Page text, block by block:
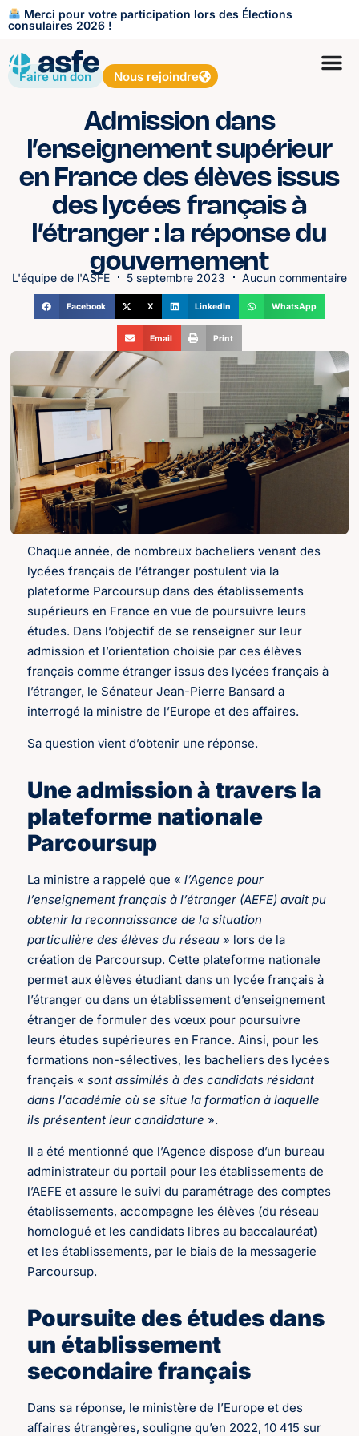
Merci pour votre participation lors des Élections
consulaires 2026 !
Faire un don Nous rejoindre
Admission dans
l’enseignement supérieur
en France des élèves issus
des lycées français à
l’étranger : la réponse du
gouvernement
L'équipe de l'ASFE 5 septembre 2023 Aucun commentaire
Facebook X LinkedIn WhatsApp
Email Print
Chaque année, de nombreux bacheliers venant des
lycées français de l’étranger postulent via la
plateforme Parcoursup dans des établissements
supérieurs en France en vue de poursuivre leurs
études. Dans l’objectif de se renseigner sur leur
admission et l’orientation choisie par ces élèves
français comme étranger issus des lycées français à
l’étranger, le Sénateur Jean-Pierre Bansard a
interrogé la ministre de l’Europe et des affaires.
Sa question vient d’obtenir une réponse.
Une admission à travers la
plateforme nationale
Parcoursup
La ministre a rappelé que «l’Agence pour
l’enseignement français à l’étranger (AEFE) avait pu
obtenir la reconnaissance de la situation
particulière des élèves du réseau » lors de la
création de Parcoursup. Cette plateforme nationale
permet aux élèves étudiant dans un lycée français à
l’étranger ou dans un établissement d’enseignement
étranger de formuler des vœux pour poursuivre
leurs études supérieures en France. Ainsi, pour les
formations non-sélectives, les bacheliers des lycées
français «sont assimilés à des candidats résidant
dans l’académie où se situe la formation à laquelle
ils présentent leur candidature ».
Il a été mentionné que l’Agence dispose d’un bureau
administrateur du portail pour les établissements de
l’AEFE et assure le suivi du paramétrage des comptes
établissements, accompagne les élèves (du réseau
homologué et les candidats libres au baccalauréat)
et les établissements, par le biais de la messagerie
Parcoursup.
Poursuite des études dans
un établissement
secondaire français
Dans sa réponse, le ministère de l’Europe et des
affaires étrangères, souligne qu’en 2022, 10 415 sur